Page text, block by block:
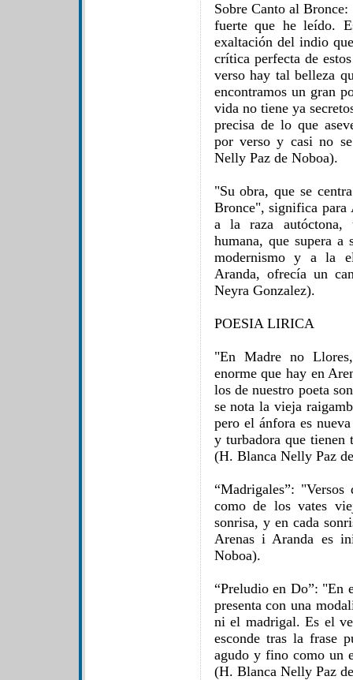
Sobre Canto al Bronce:
fuerte que he leído.
exaltación del indio
crítica perfecta de
verso hay tal belleza
encontramos un gran
vida no tiene ya
precisa de lo que
por verso y casi no
Nelly Paz de Noboa).
"Su obra, que se
Bronce", significa para
a la raza autóctona,
humana, que supera a
modernismo y a la
Aranda, ofrecía un
Neyra Gonzalez).
POESIA LIRICA
"En Madre no
enorme que hay en
los de nuestro poeta
se nota la vieja
pero el ánfora es
y turbadora que tienen
(H. Blanca Nelly Paz
“Madrigales”: "Versos
como de los vates
sonrisa, y en cada
Arenas i Aranda es
Noboa).
“Preludio en Do”: "En
presenta con una
ni el madrigal. Es el
esconde tras la frase
agudo y fino como un
(H. Blanca Nelly Paz